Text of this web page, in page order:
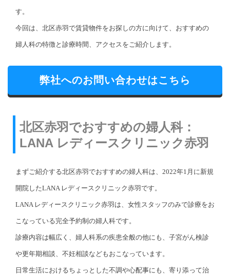
す。
今回は、北区赤羽で賃貸物件をお探しの方に向けて、おすすめの
婦人科の特徴と診療時間、アクセスをご紹介します。
弊社へのお問い合わせはこちら
北区赤羽でおすすめの婦人科：
LANA レディースクリニック赤羽
まずご紹介する北区赤羽でおすすめの婦人科は、2022年1月に新規
開院したLANA レディースクリニック赤羽です。
LANA レディースクリニック赤羽は、女性スタッフのみで診療をお
こなっている完全予約制の婦人科です。
診療内容は幅広く、婦人科系の疾患全般の他にも、子宮がん検診
や更年期相談、不妊相談などもおこなっています。
日常生活におけるちょっとした不調や心配事にも、寄り添って治